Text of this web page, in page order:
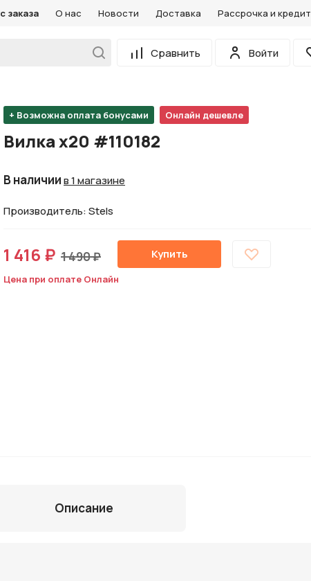
заказа О нас Новости Доставка Рассрочка и кредит
Сравнить
Войти
+ Возможна оплата бонусами Онлайн дешевле
Вилка х20 #110182
В наличиив 1 магазине
Производитель: Stels
1 416 ₽ 1 490 ₽ Купить
Цена при оплате Онлайн
Описание